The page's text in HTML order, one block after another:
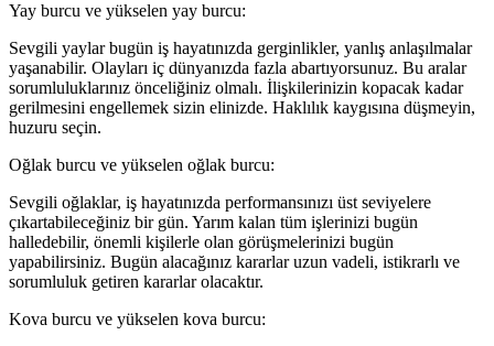
Yay burcu ve yükselen yay burcu:
Sevgili yaylar bugün iş hayatınızda gerginlikler, yanlış anlaşılmalar
yaşanabilir. Olayları iç dünyanızda fazla abartıyorsunuz. Bu aralar
sorumluluklarınız önceliğiniz olmalı. İlişkilerinizin kopacak kadar
gerilmesini engellemek sizin elinizde. Haklılık kaygısına düşmeyin,
huzuru seçin.
Oğlak burcu ve yükselen oğlak burcu:
Sevgili oğlaklar, iş hayatınızda performansınızı üst seviyelere
çıkartabileceğiniz bir gün. Yarım kalan tüm işlerinizi bugün
halledebilir, önemli kişilerle olan görüşmelerinizi bugün
yapabilirsiniz. Bugün alacağınız kararlar uzun vadeli, istikrarlı ve
sorumluluk getiren kararlar olacaktır.
Kova burcu ve yükselen kova burcu: